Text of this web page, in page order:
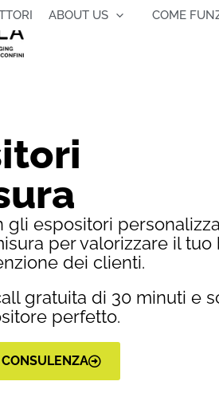
ABOUT US COME
gli espositori
per valorizzare il tuo
dei clienti.
gratuita di 30 minuti e
perfetto.